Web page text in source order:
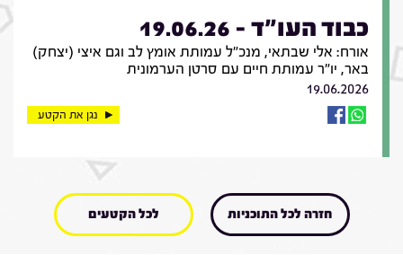
כבוד העו"ד - 19.06.26
אורח: אלי שבתאי, מנכ"ל עמותת אומץ לב וגם איצי (יצחק)
באר, יו"ר עמותת חיים עם סרטן הערמונית
19.06.2026
נגן את הקטע
חזרה לכל התוכניות לכל הקטעים